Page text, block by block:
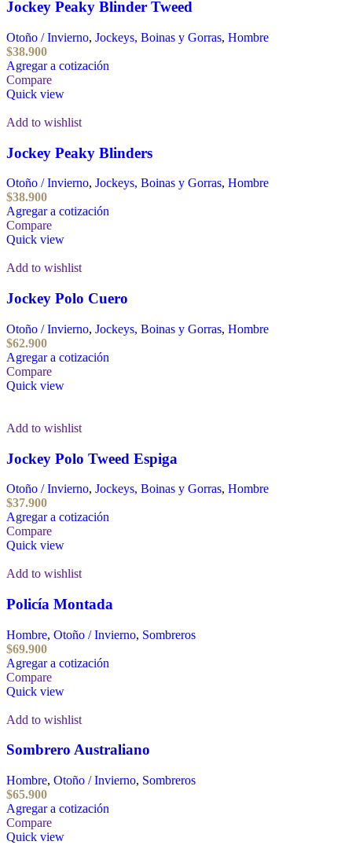
Jockey Peaky Blinder Tweed
Otoño / Invierno, Jockeys, Boinas y Gorras, Hombre
$38.900
Agregar a cotización
Compare
Quick view
Add to wishlist
Jockey Peaky Blinders
Otoño / Invierno, Jockeys, Boinas y Gorras, Hombre
$38.900
Agregar a cotización
Compare
Quick view
Add to wishlist
Jockey Polo Cuero
Otoño / Invierno, Jockeys, Boinas y Gorras, Hombre
$62.900
Agregar a cotización
Compare
Quick view
Add to wishlist
Jockey Polo Tweed Espiga
Otoño / Invierno, Jockeys, Boinas y Gorras, Hombre
$37.900
Agregar a cotización
Compare
Quick view
Add to wishlist
Policía Montada
Hombre, Otoño / Invierno, Sombreros
$69.900
Agregar a cotización
Compare
Quick view
Add to wishlist
Sombrero Australiano
Hombre, Otoño / Invierno, Sombreros
$65.900
Agregar a cotización
Compare
Quick view